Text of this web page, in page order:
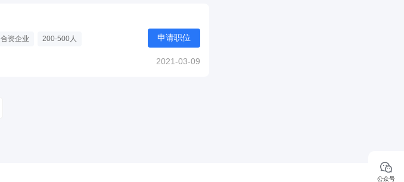
合资企业 200-500人 申请职位
2021-03-09
公众号